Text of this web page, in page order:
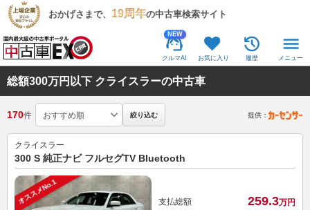
おかげさまで、 19周年の中古車検索サイト
NEW
クルマAI お気に入り 履歴 メニュー
総額300万円以下 クライスラーの中古車
170件 絞り込む 提供：
クライスラー
300 S 純正ナビ フルセグTV Bluetooth
オススメNo.1 支払総額 259.3万円